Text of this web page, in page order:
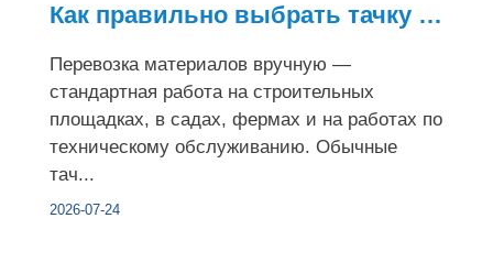
Как правильно выбрать тачку с электроприводом для различных ...
Перевозка материалов вручную —
стандартная работа на строительных
площадках, в садах, фермах и на работах по
техническому обслуживанию. Обычные
тач...
2026-07-24